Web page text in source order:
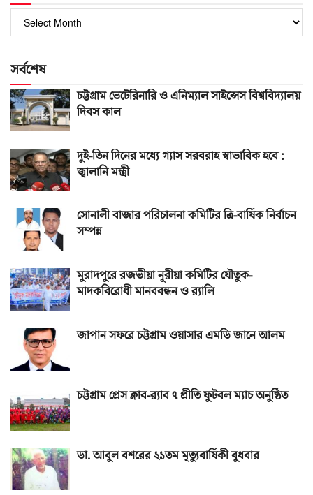
সংখ্যা
সর্বশেষ
চট্টগ্রাম ভেটেরিনারি ও এনিম্যাল সাইন্সেস বিশ্ববিদ্যালয়
দিবস কাল
দুই-তিন দিনের মধ্যে গ্যাস সরবরাহ স্বাভাবিক হবে :
জ্বালানি মন্ত্রী
সোনালী বাজার পরিচালনা কমিটির ত্রি-বার্ষিক নির্বাচন
সম্পন্ন
মুরাদপুরে রজভীয়া নূরীয়া কমিটির যৌতুক-
মাদকবিরোধী মানববন্ধন ও র‌্যালি
জাপান সফরে চট্টগ্রাম ওয়াসার এমডি জানে আলম
চট্টগ্রাম প্রেস ক্লাব-র‌্যাব ৭ প্রীতি ফুটবল ম্যাচ অনুষ্ঠিত
ডা. আবুল বশরের ২১তম মৃত্যুবার্ষিকী বুধবার